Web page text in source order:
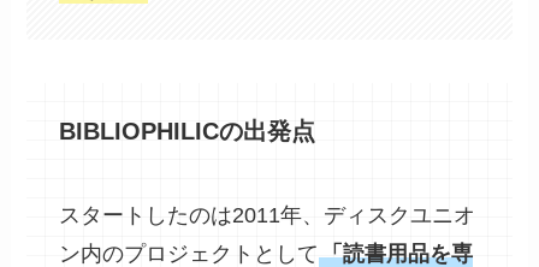
BIBLIOPHILICの出発点
スタートしたのは2011年、ディスクユニオ
ン内のプロジェクトとして「読書用品を専